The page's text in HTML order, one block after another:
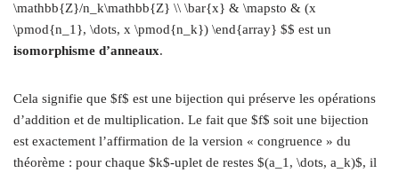
\mathbb{Z}/n_k\mathbb{Z} \\ \bar{x} & \mapsto & (x
\pmod{n_1}, \dots, x \pmod{n_k}) \end{array} $$ est un
isomorphisme d’anneaux.
Cela signifie que $f$ est une bijection qui préserve les opérations
d’addition et de multiplication. Le fait que $f$ soit une bijection
est exactement l’affirmation de la version « congruence » du
théorème : pour chaque $k$-uplet de restes $(a_1, \dots, a_k)$, il